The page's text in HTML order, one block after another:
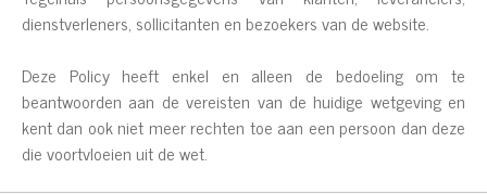
dienstverleners, sollicitanten en bezoekers van de website.
Deze Policy heeft enkel en alleen de bedoeling om te
beantwoorden aan de vereisten van de huidige wetgeving en
kent dan ook niet meer rechten toe aan een persoon dan deze
die voortvloeien uit de wet.